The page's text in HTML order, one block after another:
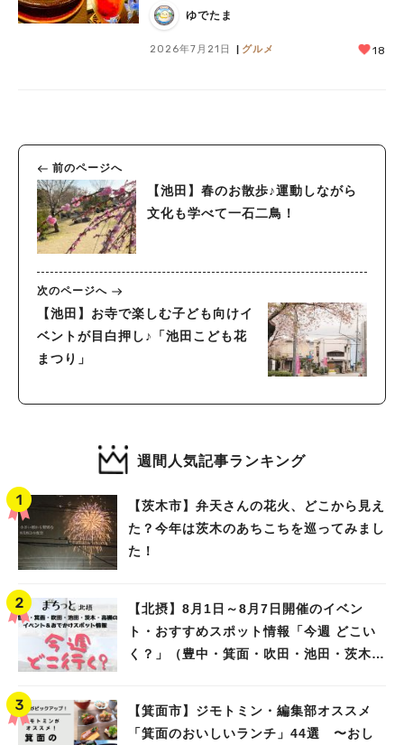
ゆでたま
2026年7月21日 グルメ 18
前のページへ
【池田】春のお散歩♪運動しながら
文化も学べて一石二鳥！
次のページへ
【池田】お寺で楽しむ子ども向けイ
ベントが目白押し♪「池田こども花
まつり」
週間人気記事ランキング
【茨木市】弁天さんの花火、どこから見え
た？今年は茨木のあちこちを巡ってみまし
た！
【北摂】8月1日～8月7日開催のイベン
ト・おすすめスポット情報「今週 どこい
く？」（豊中・箕面・吹田・池田・茨木・
【箕面市】ジモトミン・編集部オススメ
「箕面のおいしいランチ」44選 〜おし